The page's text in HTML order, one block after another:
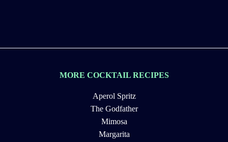
MORE COCKTAIL RECIPES
Aperol Spritz
The Godfather
Mimosa
Margarita